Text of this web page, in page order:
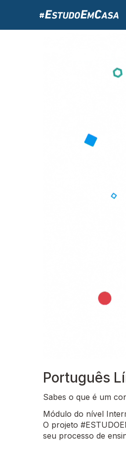
Português
Sabes o que é um
Módulo do nível
O projeto
seu processo de